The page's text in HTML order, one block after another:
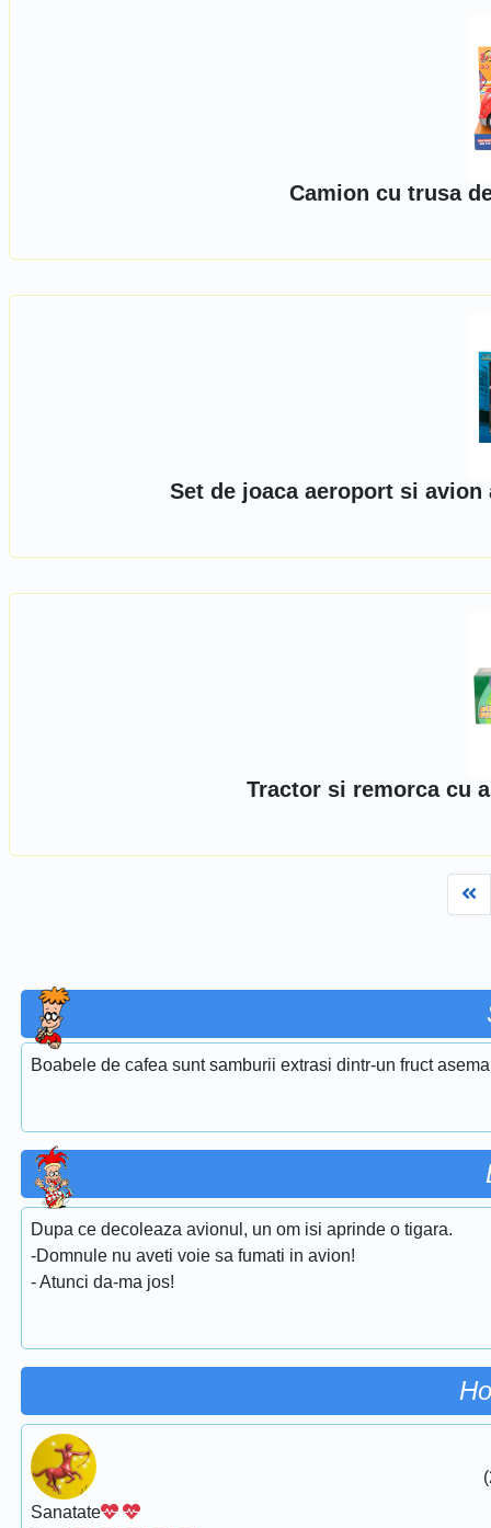
Camion cu trusa
Set de joaca aeroport si
Tractor si remorca cu
Boabele de cafea sunt samburii extrasi dintr-un fruct
Dupa ce decoleaza avionul, un om isi aprinde o tigara.
-Domnule nu aveti voie sa fumati in avion!
- Atunci da-ma jos!
Sanatate